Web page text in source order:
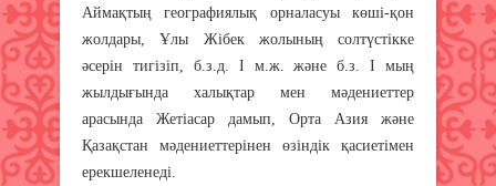
Аймақтың географиялық орналасуы көші-қон
жолдары, Ұлы Жібек жолының солтүстікке
әсерін тигізіп, б.з.д. І м.ж. және б.з. І мың
жылдығында халықтар мен мәдениеттер
арасында Жетіасар дамып, Орта Азия және
Қазақстан мәдениеттерінен өзіндік қасиетімен
ерекшеленеді.